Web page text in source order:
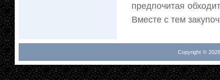
предпочитая
Вместе с тем
Copyright ©